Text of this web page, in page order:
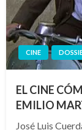
CINE
EL CINE
EMILIO
José Luis